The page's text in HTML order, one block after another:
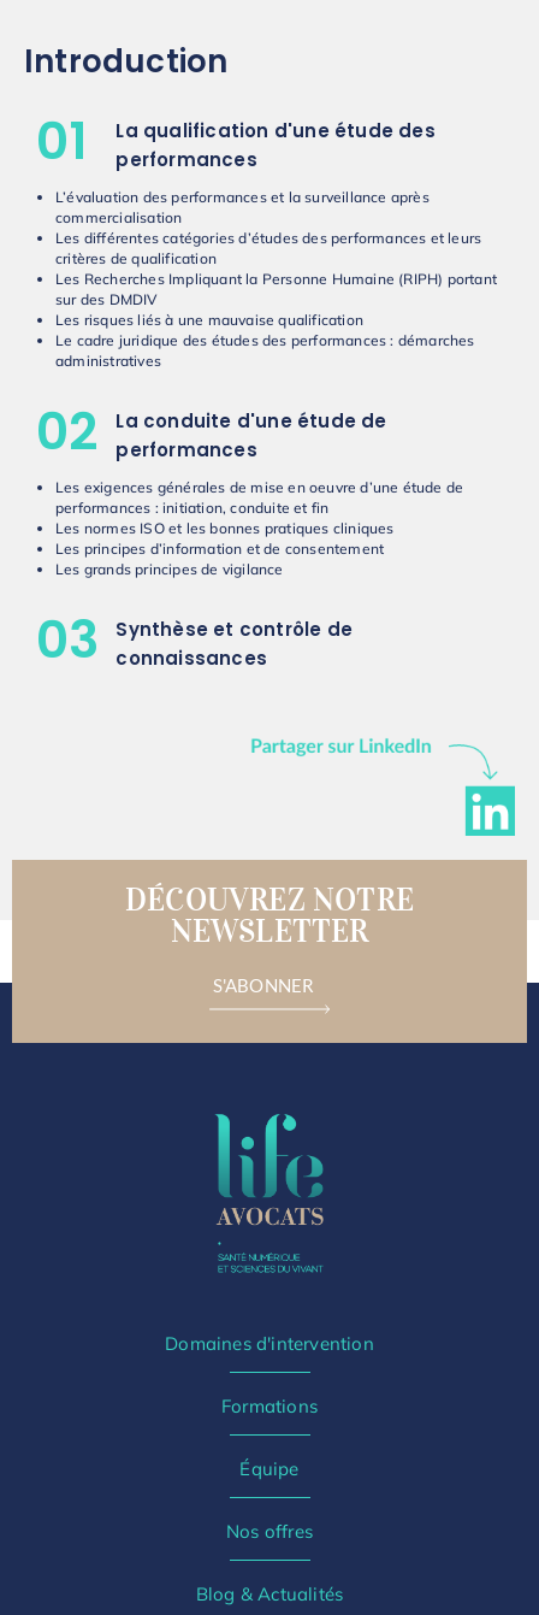
Introduction
01
La qualification d'une étude des
performances
L’évaluation des performances et la surveillance après
commercialisation
Les différentes catégories d’études des performances et leurs
critères de qualification
Les Recherches Impliquant la Personne Humaine (RIPH) portant
sur des DMDIV
Les risques liés à une mauvaise qualification
Le cadre juridique des études des performances : démarches
administratives
02
La conduite d'une étude de
performances
Les exigences générales de mise en oeuvre d’une étude de
performances : initiation, conduite et fin
Les normes ISO et les bonnes pratiques cliniques
Les principes d’information et de consentement
Les grands principes de vigilance
03
Synthèse et contrôle de
connaissances
DÉCOUVREZ NOTRE
NEWSLETTER
S'ABONNER
Domaines d'intervention
Formations
Équipe
Nos offres
Blog & Actualités